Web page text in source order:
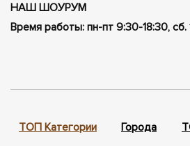
НАШ ШОУРУМ
Время работы: пн-пт 9:30-18:30, сб.
ТОП Категории Города